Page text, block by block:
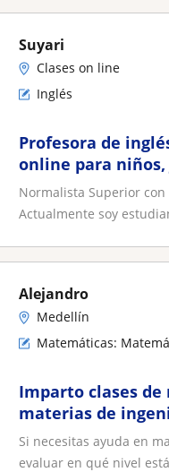
Suyari
Clases on line
Inglés
Profesora de
online para niños,
Normalista Superior
Actualmente soy
Alejandro
Medellín
Matemáticas:
Imparto clases
materias de
Si necesitas ayuda en
evaluar en qué nivel